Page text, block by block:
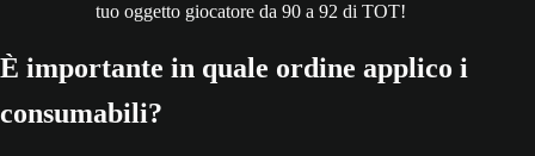
tuo oggetto giocatore da 90 a 92 di TOT!
È importante in quale ordine applico i
consumabili?